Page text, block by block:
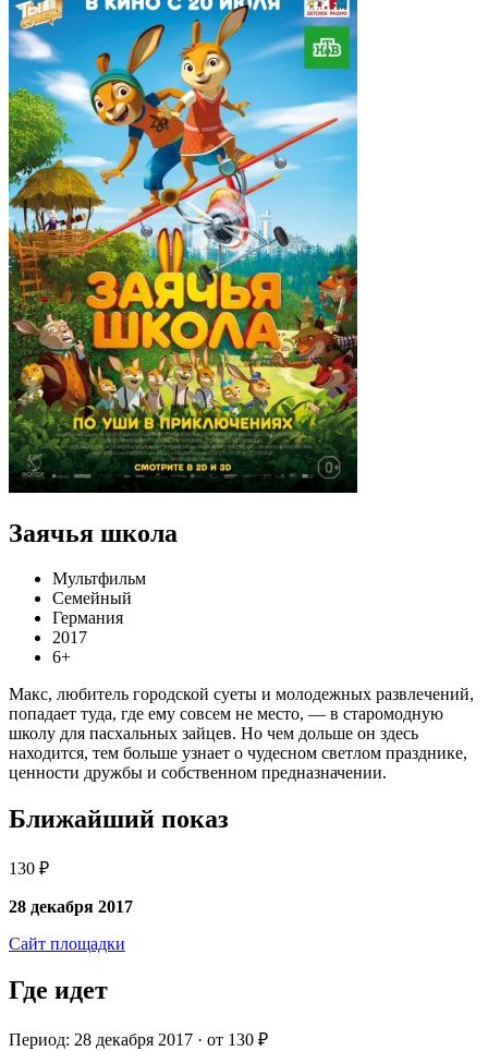
Заячья школа
Мультфильм
Семейный
Германия
2017
6+
Макс, любитель городской суеты и молодежных развлечений,
попадает туда, где ему совсем не место, — в старомодную
школу для пасхальных зайцев. Но чем дольше он здесь
находится, тем больше узнает о чудесном светлом празднике,
ценности дружбы и собственном предназначении.
Ближайший показ
130 ₽
28 декабря 2017
Сайт площадки
Где идет
Период: 28 декабря 2017 · от 130 ₽